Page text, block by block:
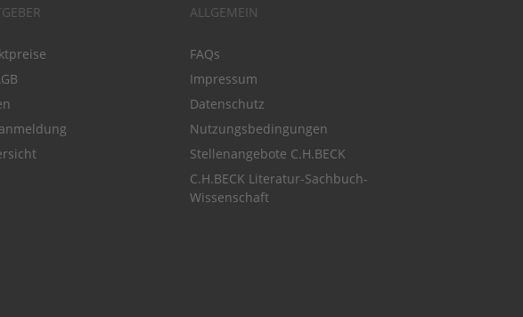
ALLGEMEIN
FAQs
Impressum
Datenschutz
Nutzungsbedingungen
Stellenangebote C.H.BECK
C.H.BECK Literatur-Sachbuch-
Wissenschaft